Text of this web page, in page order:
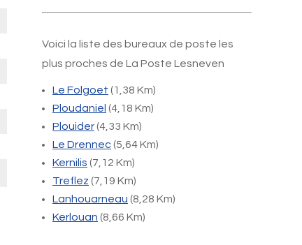
Voici la liste des bureaux de poste les
plus proches de La Poste Lesneven
Le Folgoet (1,38 Km)
Ploudaniel (4,18 Km)
Plouider(4,33 Km)
Le Drennec(5,64 Km)
Kernilis (7,12 Km)
Treflez (7,19 Km)
Lanhouarneau (8,28 Km)
Kerlouan (8,66 Km)